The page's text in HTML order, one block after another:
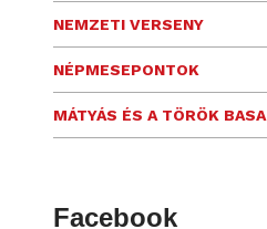
NEMZETI VERSENY
NÉPMESEPONTOK
MÁTYÁS ÉS A TÖRÖK BASA
Facebook